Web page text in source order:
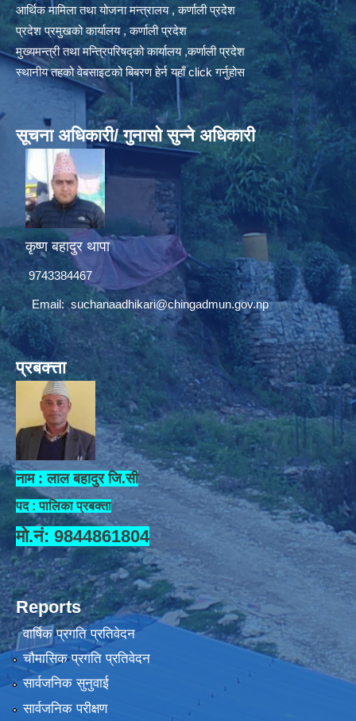
आर्थिक मामिला तथा योजना मन्त्रालय , कर्णाली प्रदेश
प्रदेश प्रमुखको कार्यालय , कर्णाली प्रदेश
मुख्यमन्त्री तथा मन्त्रिपरिषद्को कार्यालय ,कर्णाली प्रदेश
स्थानीय तहको वेबसाइटको बिबरण हेर्न यहाँ click गर्नुहोस
सूचना अधिकारी/ गुनासो सुन्ने अधिकारी
कृष्ण बहादुर थापा
9743384467
Email:suchanaadhikari@chingadmun.gov.np
प्रबक्त्ता
नाम : लाल बहादुर जि.सी
पद : पालिका प्रबक्ता
मो.नं: 9844861804
Reports
वार्षिक प्रगति प्रतिवेदन
चौमासिक प्रगति प्रतिवेदन
सार्वजनिक सुनुवाई
सार्वजनिक परीक्षण